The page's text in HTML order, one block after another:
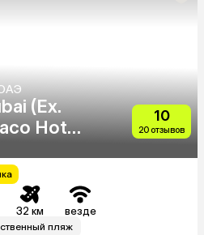
(Ex.
Hotel)
10
20 отзывов
32 км везде
пляж